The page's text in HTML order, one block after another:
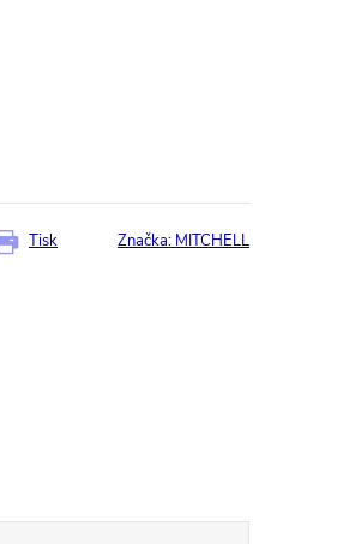
Tisk Značka: MITCHELL